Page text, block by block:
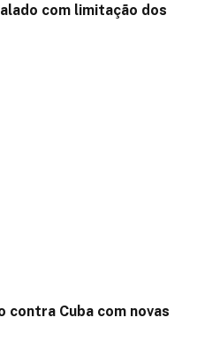
com limitação dos
contra Cuba com novas